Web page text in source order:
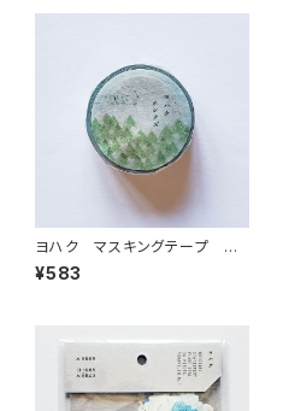
ヨハク マスキングテープ ホ
シクズ Y-162
¥583